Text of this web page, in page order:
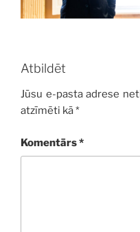
Atbildēt
Jūsu e-pasta adrese
atzīmēti kā*
Komentārs*